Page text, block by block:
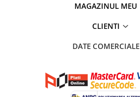
MAGAZINUL MEU
CLIENTI
DATE COMERCIALE